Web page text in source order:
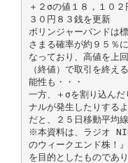
＋２σの値１８，１０
３０円８３銭を更新
ボリンジャーバンドは
さまる確率が約９５％に
なっており、高値を上
（終値）で取引を終え
能性も・・・
一方、＋σを割り込ん
ナルが発生したりする
だと、２５日移動平均
※本資料は、ラジオ
のウィークエンド株！
を目的としたものであ